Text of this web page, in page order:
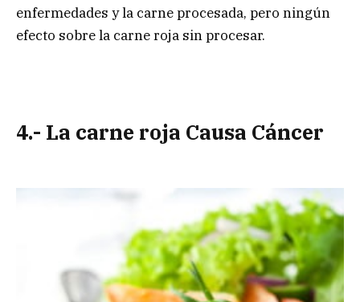
enfermedades y la carne procesada, pero ningún
efecto sobre la carne roja sin procesar.
4.- La carne roja Causa Cáncer